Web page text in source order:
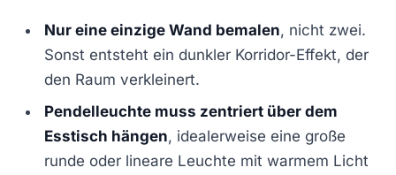
Nur eine einzige Wand bemalen, nicht zwei.
Sonst entsteht ein dunkler Korridor-Effekt, der
den Raum verkleinert.
Pendelleuchte muss zentriert über dem
Esstisch hängen, idealerweise eine große
runde oder lineare Leuchte mit warmem Licht